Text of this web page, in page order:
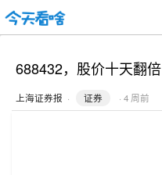
688432，股价十天翻倍
上海证券报 · 证券 · 4 周前